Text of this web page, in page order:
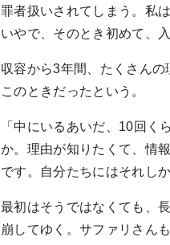
罪者扱いされてしまう。私
いやで、そのとき初めて、
収容から3年間、たくさんの
このときだったという。
「中にいるあいだ、10回く
か。理由が知りたくて、情
です。自分たちにはそれし
最初はそうではなくても、
崩してゆく。サファリさん